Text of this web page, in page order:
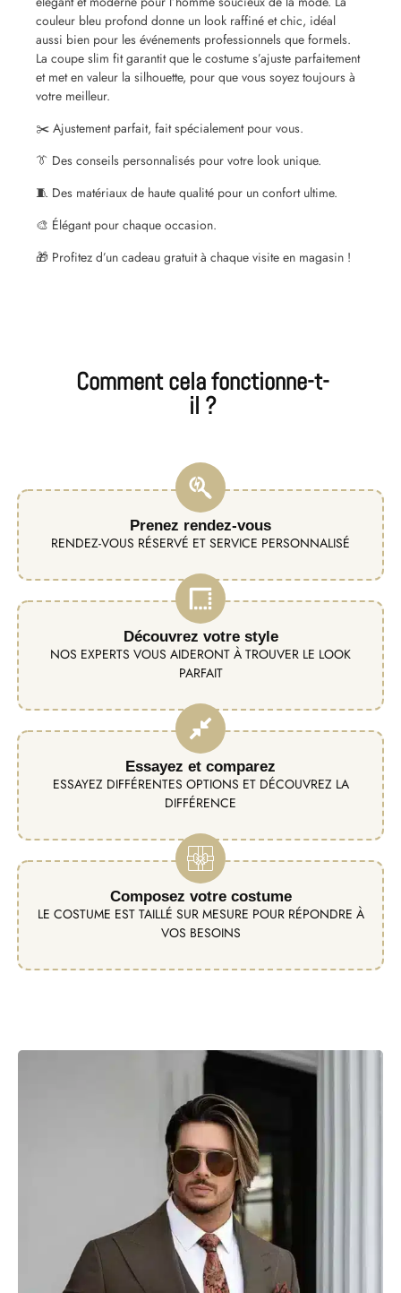
couleur bleu profond donne un look raffiné et chic, idéal
aussi bien pour les événements professionnels que formels.
La coupe slim fit garantit que le costume s’ajuste parfaitement
et met en valeur la silhouette, pour que vous soyez toujours à
votre meilleur.
✂️ Ajustement parfait, fait spécialement pour vous.
👔 Des conseils personnalisés pour votre look unique.
🧵 Des matériaux de haute qualité pour un confort ultime.
🎨 Élégant pour chaque occasion.
🎁 Profitez d’un cadeau gratuit à chaque visite en magasin !
Comment cela fonctionne-t-
il ?
Prenez rendez-vous
RENDEZ-VOUS RÉSERVÉ ET SERVICE PERSONNALISÉ
Découvrez votre style
NOS EXPERTS VOUS AIDERONT À TROUVER LE LOOK
PARFAIT
Essayez et comparez
ESSAYEZ DIFFÉRENTES OPTIONS ET DÉCOUVREZ LA
DIFFÉRENCE
Composez votre costume
LE COSTUME EST TAILLÉ SUR MESURE POUR RÉPONDRE À
VOS BESOINS